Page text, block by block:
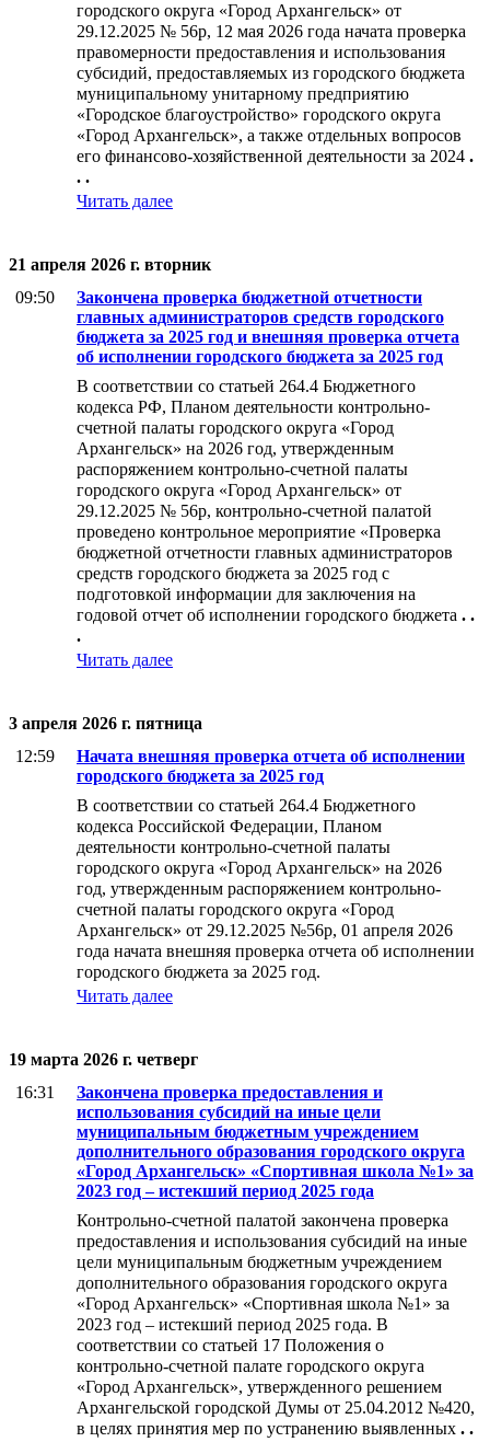
городского округа «Город Архангельск» от
29.12.2025 № 56р, 12 мая 2026 года начата проверка
правомерности предоставления и использования
субсидий, предоставляемых из городского бюджета
муниципальному унитарному предприятию
«Городское благоустройство» городского округа
«Город Архангельск», а также отдельных вопросов
его финансово-хозяйственной деятельности за 2024 .
. .
Читать далее
21 апреля 2026 г. вторник
09:50
Закончена проверка бюджетной отчетности
главных администраторов средств городского
бюджета за 2025 год и внешняя проверка отчета
об исполнении городского бюджета за 2025 год
В соответствии со статьей 264.4 Бюджетного
кодекса РФ, Планом деятельности контрольно-
счетной палаты городского округа «Город
Архангельск» на 2026 год, утвержденным
распоряжением контрольно-счетной палаты
городского округа «Город Архангельск» от
29.12.2025 № 56р, контрольно-счетной палатой
проведено контрольное мероприятие «Проверка
бюджетной отчетности главных администраторов
средств городского бюджета за 2025 год с
подготовкой информации для заключения на
годовой отчет об исполнении городского бюджета . .
.
Читать далее
3 апреля 2026 г. пятница
12:59
Начата внешняя проверка отчета об исполнении
городского бюджета за 2025 год
В соответствии со статьей 264.4 Бюджетного
кодекса Российской Федерации, Планом
деятельности контрольно-счетной палаты
городского округа «Город Архангельск» на 2026
год, утвержденным распоряжением контрольно-
счетной палаты городского округа «Город
Архангельск» от 29.12.2025 №56р, 01 апреля 2026
года начата внешняя проверка отчета об исполнении
городского бюджета за 2025 год.
Читать далее
19 марта 2026 г. четверг
16:31
Закончена проверка предоставления и
использования субсидий на иные цели
муниципальным бюджетным учреждением
дополнительного образования городского округа
«Город Архангельск» «Спортивная школа №1» за
2023 год – истекший период 2025 года
Контрольно-счетной палатой закончена проверка
предоставления и использования субсидий на иные
цели муниципальным бюджетным учреждением
дополнительного образования городского округа
«Город Архангельск» «Спортивная школа №1» за
2023 год – истекший период 2025 года. В
соответствии со статьей 17 Положения о
контрольно-счетной палате городского округа
«Город Архангельск», утвержденного решением
Архангельской городской Думы от 25.04.2012 №420,
в целях принятия мер по устранению выявленных . .